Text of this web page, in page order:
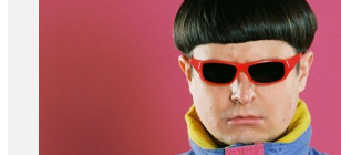
mezcla de post-punk, coldwave y letras
profundamente melancólicas.